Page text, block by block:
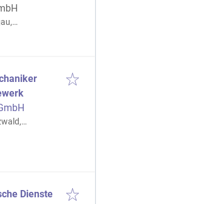
Dienste